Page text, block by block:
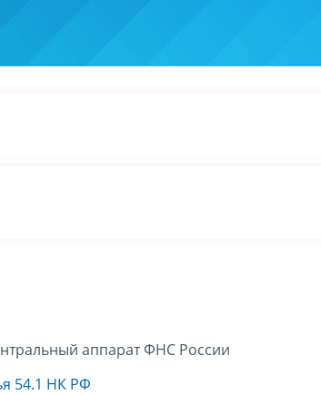
аппарат ФНС России
54.1 НК РФ